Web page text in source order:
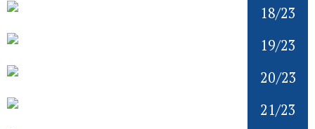
18/23
19/23
20/23
21/23